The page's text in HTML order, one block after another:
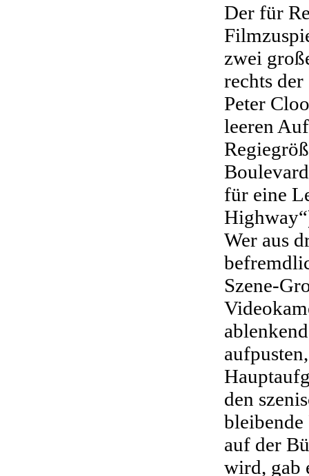
Der für
zwei
rechts
Peter
leeren
für eine
Wer aus
Szene-
den
auf der
wird, gab